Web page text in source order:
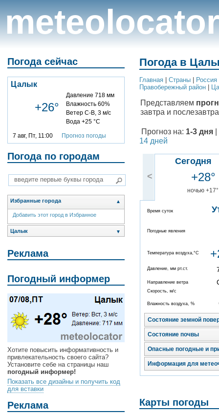
meteolocator
Погода сейчас
Цалык
+26°
Давление 718 мм
Влажность 60%
Ветер С-В, 3 м/с
Вода +25 °C
7 авг, Пт, 11:00 Прогноз погоды
Погода по городам
Избранные города ▲
Добавить этот город в Избранное
Цалык ▼
Реклама
Погодный информер
Хотите повысить информативность и
привлекательность своего сайта?
Установите себе на страницы наш
погодный информер!
Показать все дизайны и получить код
для вставки
Реклама
Погода в
Главная Cтраны Россия
Правобережный район
Представляем
завтра и
Прогноз на: 1-3 дня
14 дней
<
Сегодня
+28°
ночью +17°
Время суток
Погодные явления
Температура воздуха,°C
Давление, мм рт.ст.
Направление ветра
Скорость, м/с
Влажность воздуха, %
Состояние земной
Состояние почвы
Опасные погодные и
Информация для
Карты погоды